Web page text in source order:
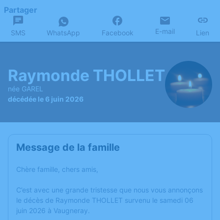
Partager
SMS WhatsApp Facebook E-mail Lien
Raymonde THOLLET
née GAREL
décédée le 6 juin 2026
Message de la famille
Chère famille, chers amis,
C’est avec une grande tristesse que nous vous annonçons
le décès de Raymonde THOLLET survenu le samedi 06
juin 2026 à Vaugneray.